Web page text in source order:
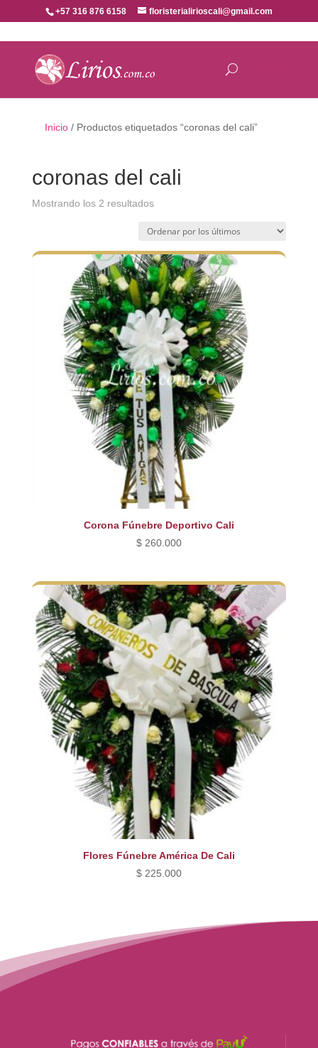
+57 316 876 6158 floristerialirioscali@gmail.com
Inicio/ Productos etiquetados “coronas del cali”
coronas del cali
Mostrando los 2 resultadosOrdenado
los
últimos
Corona Fúnebre Deportivo Cali
$260.000
Flores Fúnebre América De Cali
$225.000